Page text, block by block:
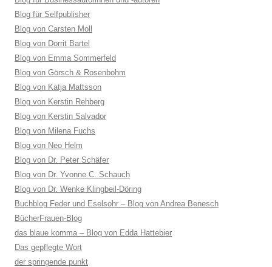
Blog für Selfpublisher
Blog von Carsten Moll
Blog von Dorrit Bartel
Blog von Emma Sommerfeld
Blog von Görsch & Rosenbohm
Blog von Katja Mattsson
Blog von Kerstin Rehberg
Blog von Kerstin Salvador
Blog von Milena Fuchs
Blog von Neo Helm
Blog von Dr. Peter Schäfer
Blog von Dr. Yvonne C. Schauch
Blog von Dr. Wenke Klingbeil-Döring
Buchblog Feder und Eselsohr – Blog von Andrea Benesch
BücherFrauen-Blog
das blaue komma – Blog von Edda Hattebier
Das gepflegte Wort
der springende punkt